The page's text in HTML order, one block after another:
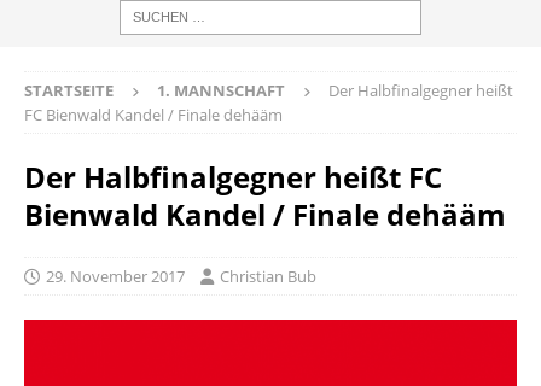
STARTSEITE 1. MANNSCHAFT
Der Halbfinalgegner heißt
FC Bienwald Kandel / Finale dehääm
Der Halbfinalgegner heißt FC
Bienwald Kandel / Finale dehääm
29. November 2017 Christian Bub